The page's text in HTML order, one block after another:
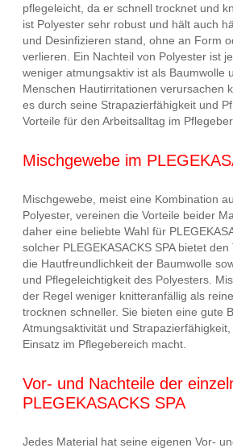
pflegeleicht, da er schnell trocknet und
ist Polyester sehr robust und hält auch
und Desinfizieren stand, ohne an Form
verlieren. Ein Nachteil von Polyester ist
weniger atmungsaktiv ist als Baumwolle
Menschen Hautirritationen verursachen
es durch seine Strapazierfähigkeit und
Vorteile für den Arbeitsalltag im
Mischgewebe im
Mischgewebe, meist eine Kombination
Polyester, vereinen die Vorteile beider
daher eine beliebte Wahl für
solcher PLEGEKASACKS SPA bietet
die Hautfreundlichkeit der Baumwolle
und Pflegeleichtigkeit des Polyesters.
der Regel weniger knitteranfällig als
trocknen schneller. Sie bieten eine gute
Atmungsaktivität und
Einsatz im Pflegebereich macht.
Vor- und Nachteile der
PLEGEKASACKS SPA
Jedes Material hat seine eigenen Vor-